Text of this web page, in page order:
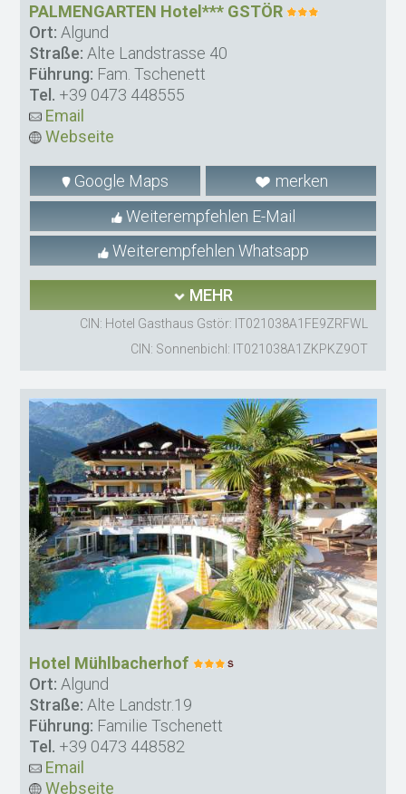
PALMENGARTEN Hotel*** GSTÖR
Ort: Algund
Straße: Alte Landstrasse 40
Führung: Fam. Tschenett
Tel. +39 0473 448555
Email
Webseite
Google Maps
merken
Weiterempfehlen E-Mail
Weiterempfehlen Whatsapp
MEHR
CIN: Hotel Gasthaus Gstör: IT021038A1FE9ZRFWL
CIN: Sonnenbichl: IT021038A1ZKPKZ9OT
Hotel Mühlbacherhof
Ort: Algund
Straße: Alte Landstr.19
Führung: Familie Tschenett
Tel. +39 0473 448582
Email
Webseite